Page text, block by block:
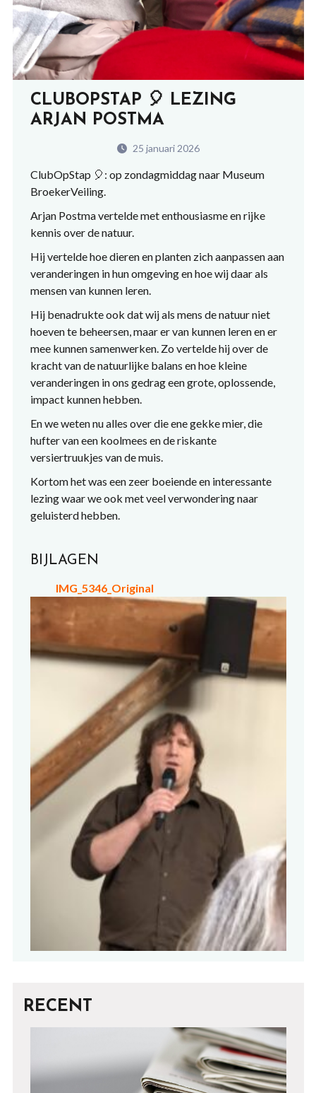
CLUBOPSTAP 🎈 LEZING
ARJAN POSTMA
25 januari 2026
ClubOpStap 🎈 : op zondagmiddag naar Museum
BroekerVeiling.
Arjan Postmavertelde met enthousiasme en rijke
kennis over de natuur.
Hij vertelde hoe dieren en planten zich aanpassen aan
veranderingen in hun omgeving en hoe wij daar als
mensen van kunnen leren.
Hij benadrukte ook dat wij als mens de natuur niet
hoeven te beheersen, maar er van kunnen leren en er
mee kunnen samenwerken. Zo vertelde hij over de
kracht van de natuurlijke balans en hoe kleine
veranderingen in ons gedrag een grote, oplossende,
impact kunnen hebben.
En we weten nu alles over die ene gekke mier, die
hufter van een koolmees en de riskante
versiertruukjes van de muis.
Kortom het was een zeer boeiende en interessante
lezing waar we ook met veel verwondering naar
geluisterd hebben.
BIJLAGEN
IMG_5346_Original
RECENT